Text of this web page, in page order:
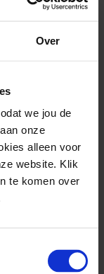
Over
we jou de
onze
alleen voor
website. Klik
te komen over